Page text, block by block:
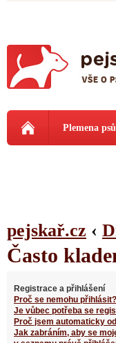
Plemena psů
pejskař.cz ‹
Často
Registrace a přihlášení
Proč se nemohu přihlásit?
Je vůbec potřeba se
Proč jsem automaticky
Jak zabráním, aby se